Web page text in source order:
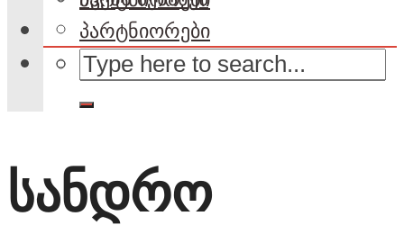
პარტნიორები
სანდრო